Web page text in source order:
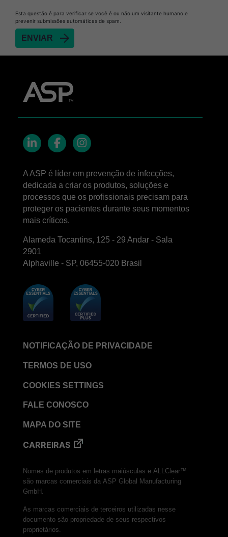
Esta questão é para verificar se você é ou não um visitante humano e
prevenir submissões automáticas de spam.
A ASP é líder em prevenção de infecções,
dedicada a criar os produtos, soluções e
processos que os profissionais precisam para
proteger os pacientes durante seus momentos
mais críticos.
Alameda Tocantins, 125 - 29 Andar - Sala
2901
Alphaville - SP, 06455-020 Brasil
NOTIFICAÇÃO DE PRIVACIDADE
TERMOS DE USO
COOKIES SETTINGS
FALE CONOSCO
MAPA DO SITE
CARREIRAS
Nomes de produtos em letras maiúsculas e ALLClear™
são marcas comerciais da ASP Global Manufacturing
GmbH.
As marcas comerciais de terceiros utilizadas nesse
documento são propriedade de seus respectivos
proprietários.